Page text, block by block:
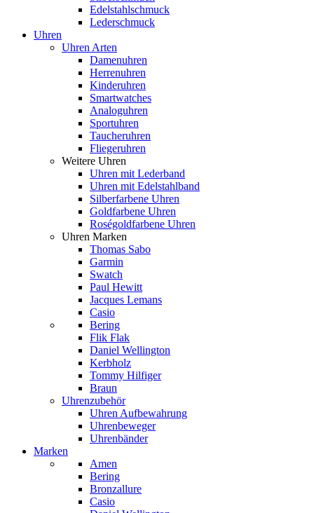
Edelstahlschmuck
Lederschmuck
Uhren
Uhren Arten
Damenuhren
Herrenuhren
Kinderuhren
Smartwatches
Analoguhren
Sportuhren
Taucheruhren
Fliegeruhren
Weitere Uhren
Uhren mit Lederband
Uhren mit Edelstahlband
Silberfarbene Uhren
Goldfarbene Uhren
Roségoldfarbene Uhren
Uhren Marken
Thomas Sabo
Garmin
Swatch
Paul Hewitt
Jacques Lemans
Casio
Bering
Flik Flak
Daniel Wellington
Kerbholz
Tommy Hilfiger
Braun
Uhrenzubehör
Uhren Aufbewahrung
Uhrenbeweger
Uhrenbänder
Marken
Amen
Bering
Bronzallure
Casio